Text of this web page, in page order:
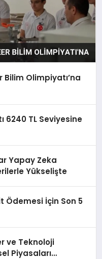
Bilim Olimpiyatı’na
6240 TL Seviyesine
Yapay Zeka
Yükselişte
Ödemesi İçin Son 5
ve Teknoloji
Piyasaları